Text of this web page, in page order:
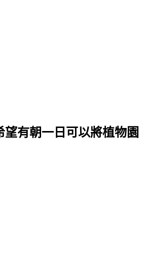
有朝一日可以將植物園